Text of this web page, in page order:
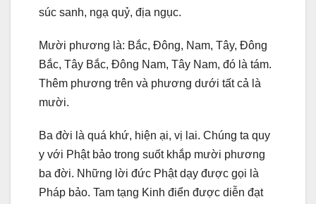
súc sanh, ngạ quỷ, địa ngục.
Mười phương là: Bắc, Đông, Nam, Tây, Đông
Bắc, Tây Bắc, Đông Nam, Tây Nam, đó là tám.
Thêm phương trên và phương dưới tất cả là
mười.
Ba đời là quá khứ, hiện ại, vị lai. Chúng ta quy
y với Phật bảo trong suốt khắp mười phương
ba đời. Những lời đức Phật dạy được gọi là
Pháp bảo. Tam tạng Kinh điển được diễn đạt